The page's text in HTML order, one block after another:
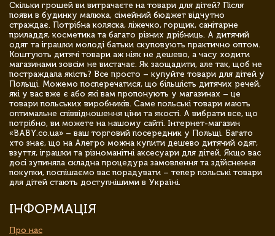
Скільки грошей ви витрачаєте на товари для дітей? Після
появи в будинку малюка, сімейний бюджет відчутно
страждає. Потрібна коляска, ліжечко, горщик, санітарне
приладдя, косметика та багато різних дрібниць. А дитячий
одяг та іграшки молоді батьки скуповують практично оптом.
Коштують дитячі товари аж ніяк не дешево, а часу ходити
магазинами зовсім не вистачає. Як заощадити, але так, щоб не
постраждала якість? Все просто – купуйте товари для дітей у
Польщі. Можемо посперечатися, що більшість дитячих речей,
які у вас вже є або які вам пропонують у магазинах – це
товари польських виробників. Саме польські товари мають
оптимальне співвідношення ціни та якості. А вибрати все, що
потрібно, ви можете на нашому сайті. Інтернет-магазин
«BABY.co.ua» – ваш торговий посередник у Польщі. Багато
хто знає, що на Алегро можна купити дешево дитячий одяг,
взуття, іграшки та різноманітні аксесуари для дітей. Якщо вас
досі зупиняла складна процедура замовлення та здійснення
покупки, поспішаємо вас порадувати – тепер польські товари
для дітей стають доступнішими в Україні.
ІНФОРМАЦІЯ
Про нас